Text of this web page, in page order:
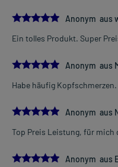
5.0Anonym aus
Ein tolles Produkt. Super
5.0Anonym aus
Habe häufig
5.0Anonym aus
Top Preis Leistung, für mich
5.0Anonym aus